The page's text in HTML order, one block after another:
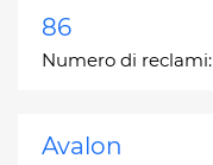
86
Numero di reclami:
Avalon